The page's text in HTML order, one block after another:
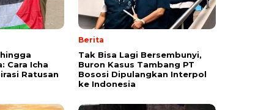
Cara Icha
Ratusan
Berita
Tak Bisa Lagi Bersembunyi,
Buron Kasus Tambang PT
Bososi Dipulangkan Interpol
ke Indonesia